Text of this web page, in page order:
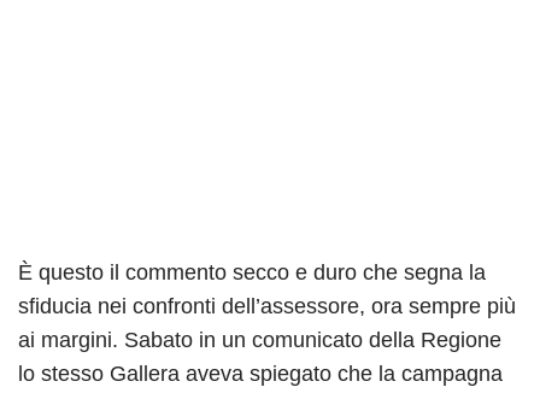
È questo il commento secco e duro che segna la
sfiducia nei confronti dell’assessore, ora sempre più
ai margini. Sabato in un comunicato della Regione
lo stesso Gallera aveva spiegato che la campagna